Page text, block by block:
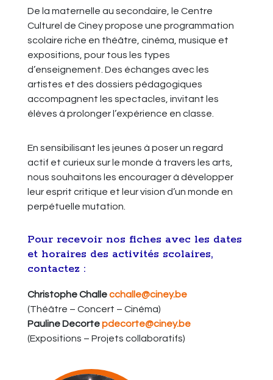
De la maternelle au secondaire, le Centre
Culturel de Ciney propose une programmation
scolaire riche en théâtre, cinéma, musique et
expositions, pour tous les types
d’enseignement. Des échanges avec les
artistes et des dossiers pédagogiques
accompagnent les spectacles, invitant les
élèves à prolonger l’expérience en classe.
En sensibilisant les jeunes à poser un regard
actif et curieux sur le monde à travers les arts,
nous souhaitons les encourager à développer
leur esprit critique et leur vision d’un monde en
perpétuelle mutation.
Pour recevoir nos fiches avec les dates
et horaires des activités scolaires,
contactez :
Christophe Challecchalle@ciney.be
(Théâtre – Concert – Cinéma)
Pauline Decortepdecorte@ciney.be
(Expositions – Projets collaboratifs)